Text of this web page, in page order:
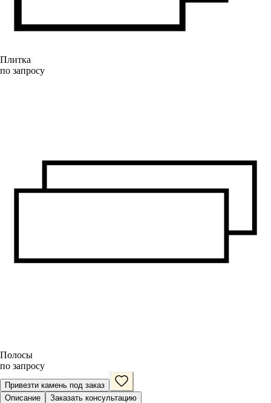
Плитка
по запросу
Полосы
по запросу
Привезти камень под заказ
Описание
Заказать консультацию